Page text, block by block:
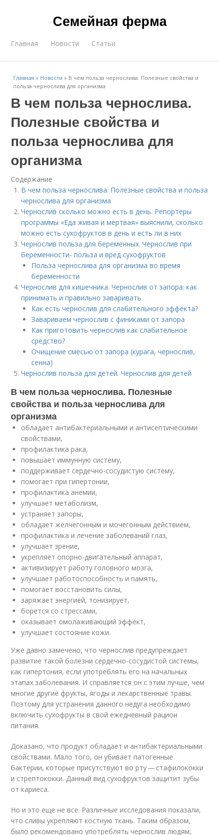
Семейная ферма
Главная Новости Статьи
Главная » Новости » В чем польза чернослива. Полезные свойства и
польза чернослива для организма
В чем польза чернослива.
Полезные свойства и
польза чернослива для
организма
Содержание
В чем польза чернослива. Полезные свойства и польза
чернослива для организма
Чернослив сколько можно есть в день. Репортеры
программы «Еда живая и мертвая» выяснили, сколько
можно есть сухофруктов в день и есть ли в них
Чернослив польза для беременных. Чернослив при
беременности- польза и вред сухофруктов
Польза чернослива для организма во время
беременности
Чернослив для кишечника. Чернослив от запора: как
принимать и правильно заваривать
Как есть чернослив для слабительного эффекта?
Завариваем чернослив с финиками от запора
Как приготовить чернослив как слабительное
средство?
Очищение смесью от запора (курага, чернослив,
сенна)
Чернослив польза для детей. Чернослив для детей
В чем польза чернослива. Полезные
свойства и польза чернослива для
организма
обладает антибактериальными и антисептическими
свойствами,
профилактика рака,
повышает иммунную систему,
поддерживает сердечно-сосудистую систему,
помогает при гипертонии,
профилактика анемии,
улучшает метаболизм,
устраняет запоры,
обладает желчегонным и мочегонным действием,
профилактика и лечение заболеваний глаз,
улучшает зрение,
укрепляет опорно-двигательный аппарат,
активизирует работу головного мозга,
улучшает работоспособность и память,
помогает восстановить силы,
заряжает энергией, тонизирует,
борется со стрессами,
оказывает омолаживающий эффект,
улучшает состояние кожи.
Уже давно замечено, что чернослив предупреждает
развитие такой болезни сердечно-сосудистой системы,
как гипертония, если употреблять его на начальных
этапах заболевания. И справляется он с этим лучше, чем
многие другие фрукты, ягоды и лекарственные травы.
Поэтому для устранения данного недуга необходимо
включить сухофрукты в свой ежедневный рацион
питания.
Доказано, что продукт обладает и антибактериальными
свойствами. Мало того, он убивает патогенные
бактерии, которые присутствуют во рту — стафилококки
и стрептококки. Данный вид сухофруктов защитит зубы
от кариеса.
Но и это еще не все. Различные исследования показали,
что сливы укрепляют костную ткань. Таким образом,
было рекомендовано употреблять чернослив людям,